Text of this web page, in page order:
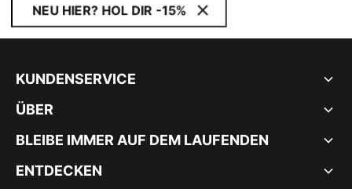
NEU HIER? HOL DIR -15%
KUNDENSERVICE
ÜBER
BLEIBE IMMER AUF DEM LAUFENDEN
ENTDECKEN